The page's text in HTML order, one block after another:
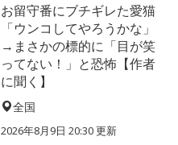
お留守番にブチギレた愛猫
「ウンコしてやろうかな」
→まさかの標的に「目が笑
ってない！」と恐怖【作者
に聞く】
全国
2026年8月9日 20:30更新